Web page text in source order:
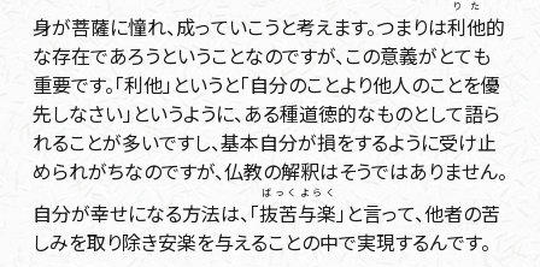
身が菩薩に憧れ、成っていこうと考えます。つまりは利他
りた
的
な存在であろうということなのですが、この意義がとても
重要です。「利他」というと「自分のことより他人のことを優
先しなさい」というように、ある種道徳的なものとして語ら
れることが多いですし、基本自分が損をするように受け止
められがちなのですが、仏教の解釈はそうではありません。
自分が幸せになる方法は、「抜苦与楽
ばっくよらく
」と言って、他者の苦
しみを取り除き安楽を与えることの中で実現するんです。